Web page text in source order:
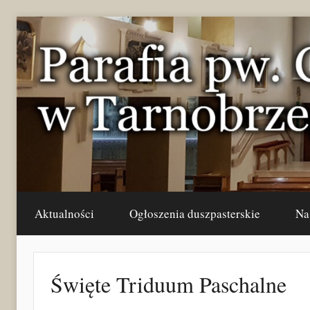
Przejdź
do
treści
Aktualności Ogłoszenia duszpasterskie
Święte Triduum Paschalne